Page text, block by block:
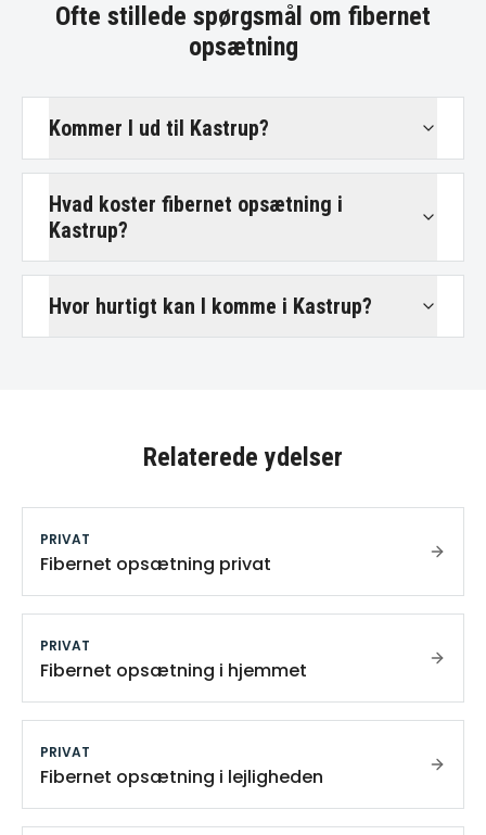
Ofte stillede spørgsmål om fibernet
opsætning
Kommer I ud til Kastrup?
Hvad koster fibernet opsætning i
Kastrup?
Hvor hurtigt kan I komme i Kastrup?
Relaterede ydelser
PRIVAT
Fibernet opsætning privat
PRIVAT
Fibernet opsætning i hjemmet
PRIVAT
Fibernet opsætning i lejligheden